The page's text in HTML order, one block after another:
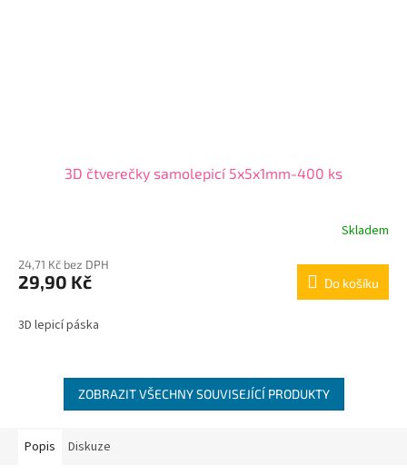
3D čtverečky samolepicí 5x5x1mm-400 ks
Skladem
24,71 Kč bez DPH
29,90 Kč Do košíku
3D lepicí páska
ZOBRAZIT VŠECHNY SOUVISEJÍCÍ PRODUKTY
Popis Diskuze